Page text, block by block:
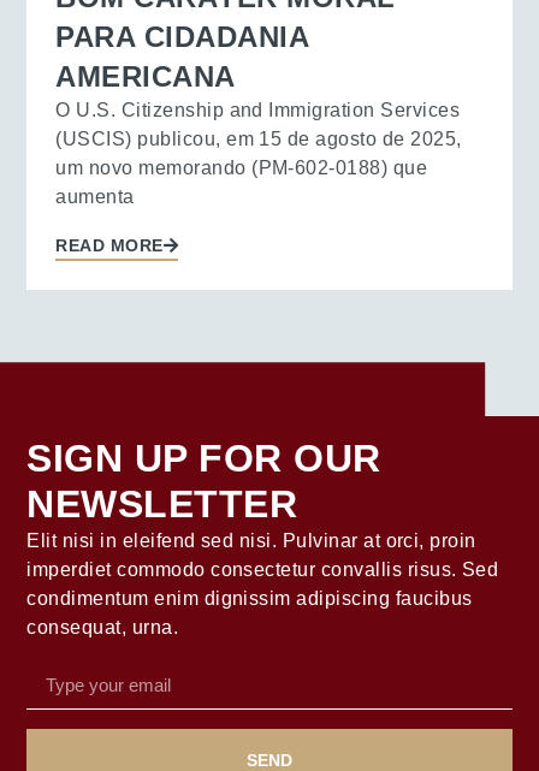
PARA CIDADANIA
AMERICANA
O U.S. Citizenship and Immigration Services
(USCIS) publicou, em 15 de agosto de 2025,
um novo memorando (PM-602-0188) que
aumenta
READ MORE
SIGN UP FOR OUR
NEWSLETTER
Elit nisi in eleifend sed nisi. Pulvinar at orci, proin
imperdiet commodo consectetur convallis risus. Sed
condimentum enim dignissim adipiscing faucibus
consequat, urna.
SEND